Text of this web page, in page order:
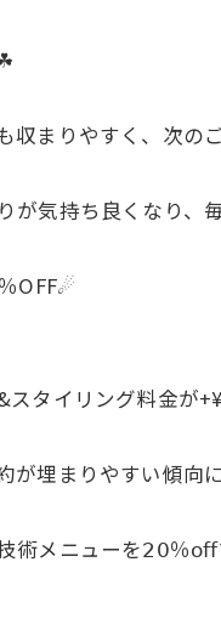
収まりやすく、次
が気持ち良くなり
OFF☄︎
タイリング料金が
が埋まりやすい傾
メニューを𝟤𝟢％𝗈𝖿𝖿